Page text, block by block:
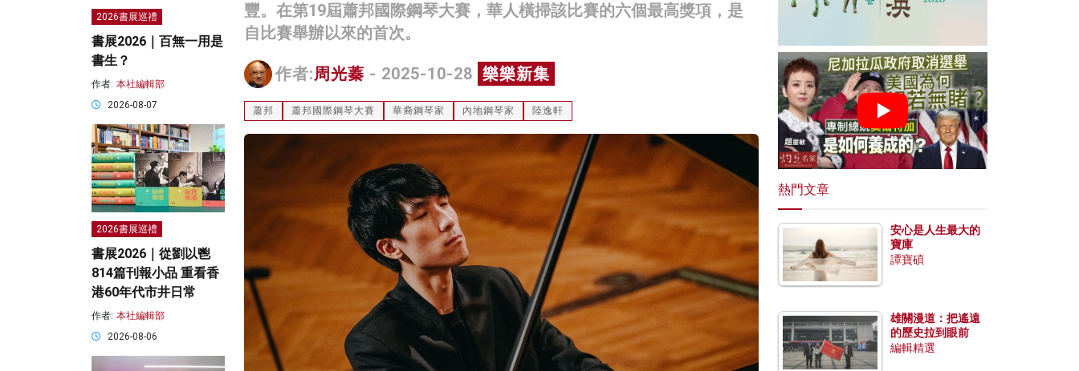
豐。在第19屆蕭邦國際鋼琴大賽，華人橫掃該比賽的六個最高獎項，是
自比賽舉辦以來的首次。
作者:周光蓁 - 2025-10-28 樂樂新集
蕭邦 蕭邦國際鋼琴大賽 華裔鋼琴家 內地鋼琴家 陸逸軒
2026書展巡禮
書展2026｜百無一用是
書生？
作者: 本社編輯部
2026-08-07
2026書展巡禮
書展2026｜從劉以鬯
814篇刊報小品 重看香
港60年代市井日常
作者: 本社編輯部
2026-08-06
熱門文章
安心是人生最大的
寶庫
譚寶碩
雄關漫道：把遙遠
的歷史拉到眼前
編輯精選